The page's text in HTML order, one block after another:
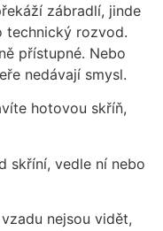
zábradlí, jinde
technický rozvod.
přístupné. Nebo
nedávají smysl.
hotovou skříň,
skříní, vedle ní nebo
nejsou vidět,